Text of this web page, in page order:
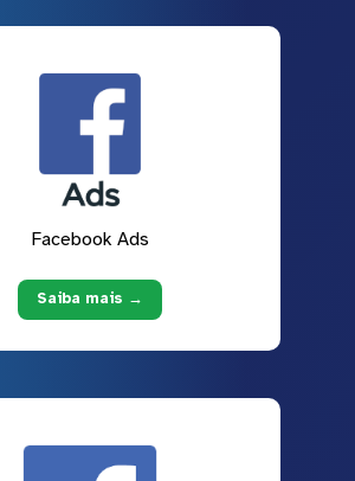
Facebook Ads
Saiba mais →